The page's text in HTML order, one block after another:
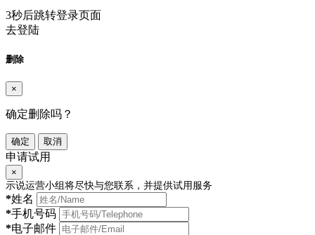
3秒后跳转登录页面
去登陆
删除
×
确定删除吗？
确定 取消
申请试用
×
示说运营小组将尽快与您联系，并提供试用服务
*姓名
*手机号码
*电子邮件